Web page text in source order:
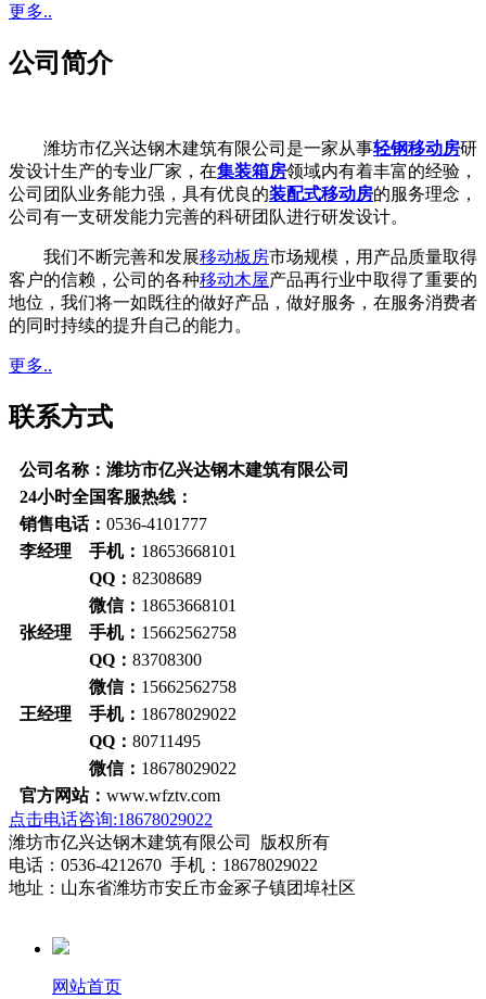
更多..
公司简介
潍坊市亿兴达钢木建筑有限公司是一家从事轻钢移动房研
发设计生产的专业厂家，在集装箱房领域内有着丰富的经验，
公司团队业务能力强，具有优良的装配式移动房的服务理念，
公司有一支研发能力完善的科研团队进行研发设计。
我们不断完善和发展移动板房市场规模，用产品质量取得
客户的信赖，公司的各种移动木屋产品再行业中取得了重要的
地位，我们将一如既往的做好产品，做好服务，在服务消费者
的同时持续的提升自己的能力。
更多..
联系方式
公司名称：潍坊市亿兴达钢木建筑有限公司
24小时全国客服热线：
销售电话： 0536-4101777
李经理 手机： 18653668101
QQ： 82308689
微信： 18653668101
张经理 手机： 15662562758
QQ： 83708300
微信： 15662562758
王经理 手机： 18678029022
QQ： 80711495
微信： 18678029022
官方网站： www.wfztv.com
点击电话咨询:18678029022
潍坊市亿兴达钢木建筑有限公司 版权所有
电话：0536-4212670 手机：18678029022
地址：山东省潍坊市安丘市金冢子镇团埠社区
网站首页